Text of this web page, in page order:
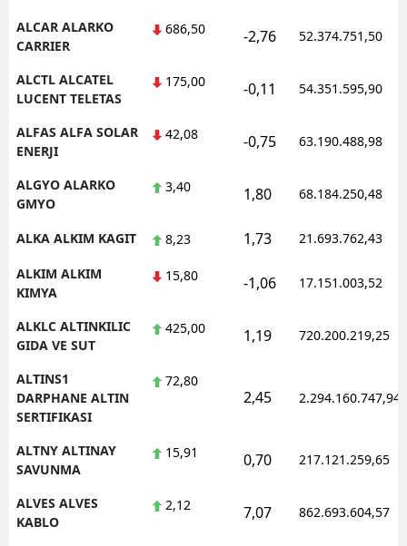
ALCAR ALARKO
CARRIER
686,50 -2,76 52.374.751,50
ALCTL ALCATEL
LUCENT TELETAS
175,00 -0,11 54.351.595,90
ALFAS ALFA SOLAR
ENERJI
42,08 -0,75 63.190.488,98
ALGYO ALARKO
GMYO
3,40 1,80 68.184.250,48
ALKA ALKIM KAGIT 8,23 1,73 21.693.762,43
ALKIM ALKIM
KIMYA
15,80 -1,06 17.151.003,52
ALKLC ALTINKILIC
GIDA VE SUT
425,00 1,19 720.200.219,25
ALTINS1
DARPHANE ALTIN
SERTIFIKASI
72,80
2,45 2.294.160.747,94
ALTNY ALTINAY
SAVUNMA
15,91 0,70 217.121.259,65
ALVES ALVES
KABLO
2,12 7,07 862.693.604,57